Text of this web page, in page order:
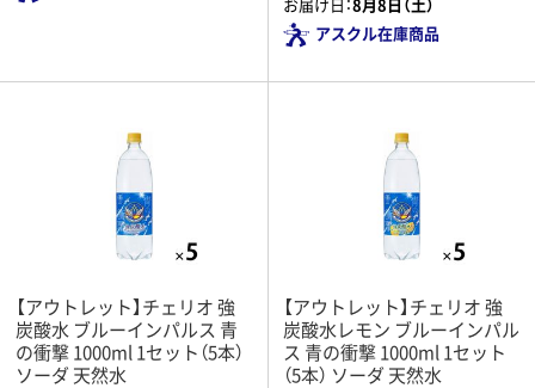
アスクル在庫商品
【アウトレット】チェリオ 強
炭酸水 ブルーインパルス 青
の衝撃 1000ml 1セット（5本）
ソーダ 天然水
【アウトレット】チェリオ 強
炭酸水レモン ブルーインパル
ス 青の衝撃 1000ml 1セット
（5本） ソーダ 天然水